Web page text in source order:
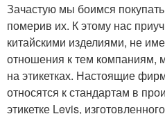
Зачастую мы боимся
померив их. К этому нас
китайскими изделиями, не
отношения к тем компаниям,
на этикетках. Настоящие
относятся к стандартам в
этикетке Levis,